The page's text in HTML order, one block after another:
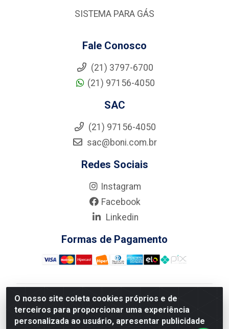
O nosso site coleta cookies próprios e de
terceiros para proporcionar uma experiência
personalizada ao usuário, apresentar publicidade
SISTEMA PARA GÁS
Fale Conosco
(21) 3797-6700
(21) 97156-4050
SAC
(21) 97156-4050
sac@boni.com.br
Redes Sociais
Instagram
Facebook
Linkedin
Formas de Pagamento
Nova Boni Distribuidora de Material de Construção LTDA
- Rua Alice Tibiriçá, 330 - Vila Da Penha, Rio de
Janeiro/RJ - CEP: 21.210-110 - CNPJ: 11.003.135/0001-